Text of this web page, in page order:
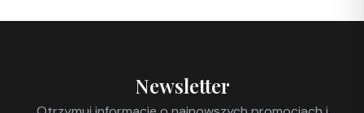
Newsletter